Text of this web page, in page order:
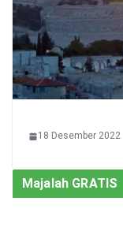
18 Desember 2022
Majalah GRATIS